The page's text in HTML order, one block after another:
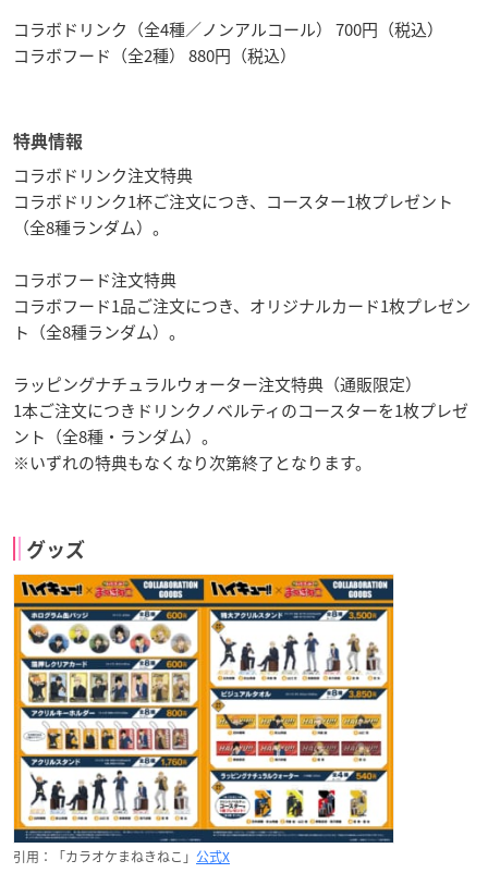
コラボドリンク（全4種／ノンアルコール） 700円（税込）
コラボフード（全2種） 880円（税込）
特典情報
コラボドリンク注文特典
コラボドリンク1杯ご注文につき、コースター1枚プレゼント
（全8種ランダム）。
コラボフード注文特典
コラボフード1品ご注文につき、オリジナルカード1枚プレゼン
ト（全8種ランダム）。
ラッピングナチュラルウォーター注文特典（通販限定）
1本ご注文につきドリンクノベルティのコースターを1枚プレゼ
ント（全8種・ランダム）。
※いずれの特典もなくなり次第終了となります。
グッズ
引用：「カラオケまねきねこ」 公式X